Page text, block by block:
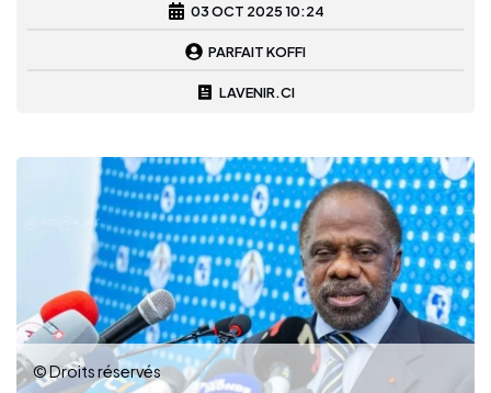
03 OCT 2025 10:24
PARFAIT KOFFI
LAVENIR.CI
© Droits réservés